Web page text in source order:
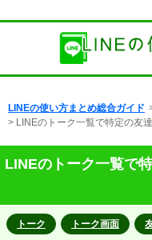
LINEの使い方まとめ総合ガイド
> LINEのトーク一覧で特定の友
LINEのトーク一覧で
トーク トーク画面